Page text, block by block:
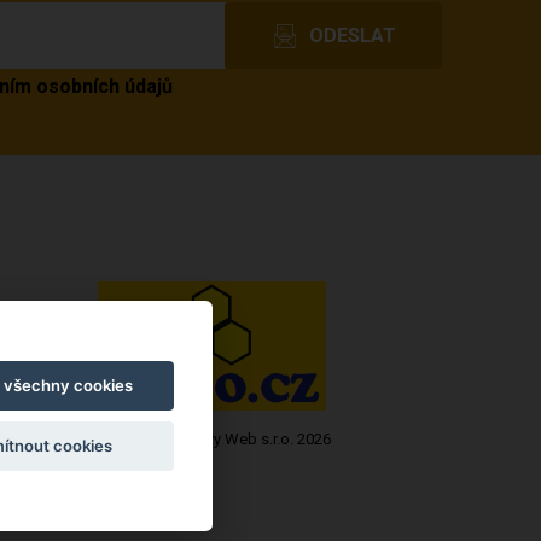
osobních údajů
Copyright © Novy Web s.r.o. 2026
všechny cookies
cookies